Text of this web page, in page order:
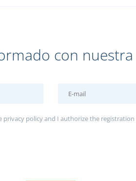
con
privacy policyand I authorize the